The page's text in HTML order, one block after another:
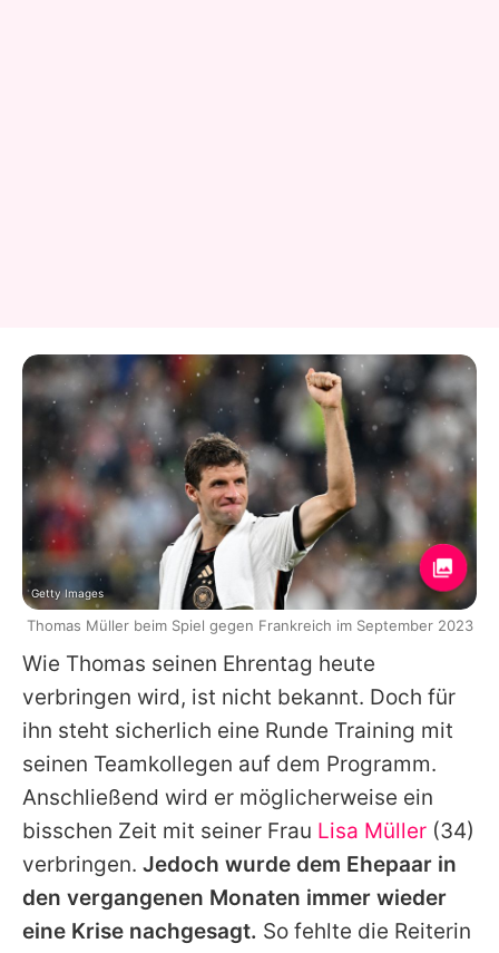
Wie Thomas seinen Ehrentag heute
verbringen wird, ist nicht bekannt. Doch für
ihn steht sicherlich eine Runde Training mit
seinen Teamkollegen auf dem Programm.
Anschließend wird er möglicherweise ein
bisschen Zeit mit seiner Frau Lisa Müller (34)
verbringen. Jedoch wurde dem Ehepaar in
den vergangenen Monaten immer wieder
eine Krise nachgesagt. So fehlte die Reiterin
Getty Images
Thomas Müller beim Spiel gegen Frankreich im September 2023